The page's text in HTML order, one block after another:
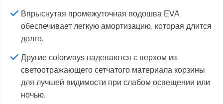
Впрыснутая промежуточная подошва EVA
обеспечивает легкую амортизацию, которая длится
долго.
Другие colorways надеваются с верхом из
светоотражающего сетчатого материала корзины
для лучшей видимости при слабом освещении или
ночью.